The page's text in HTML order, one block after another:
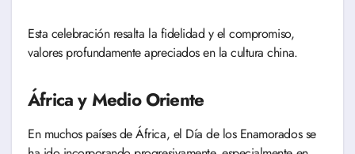
Esta celebración resalta la fidelidad y el compromiso,
valores profundamente apreciados en la cultura china.
África y Medio Oriente
En muchos países de África, el Día de los Enamorados se